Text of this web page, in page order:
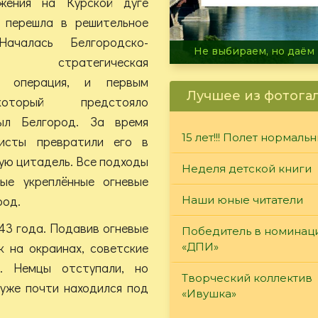
в решительное
Белгородско-
стратегическая
операция, и первым
предстояло
Белгород. За время
превратили его в
цитадель. Все подходы
укреплённые огневые
года. Подавив огневые
на окраинах, советские
Немцы отступали, но
почти находился под
В огне не горит, в воде
Лучшее из
15 лет!!! Полет
Неделя детской книги
Наши юные читатели
Победитель в
«ДПИ»
Творческий коллектив
«Ивушка»